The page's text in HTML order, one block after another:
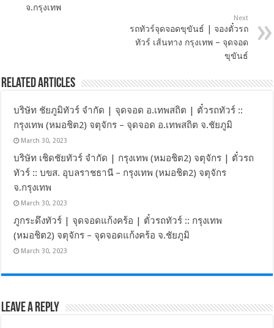
จ.กรุงเทพ
Next
รถทัวร์จุดจอดขุขันธ์ | จองตั๋วรถ
ทัวร์ เส้นทาง กรุงเทพ – จุดจอด
ขุขันธ์
Related Articles
บริษัท ชัยภูมิทัวร์ จำกัด | จุดจอด อ.เทพสถิต | ตั๋วรถทัวร์ ::
กรุงเทพ (หมอชิต2) จตุจักร – จุดจอด อ.เทพสถิต จ.ชัยภูมิ
March 30, 2023
บริษัท เชิดชัยทัวร์ จำกัด | กรุงเทพ (หมอชิต2) จตุจักร | ตั๋วรถ
ทัวร์ :: บขส. อุบลราชธานี – กรุงเทพ (หมอชิต2) จตุจักร
จ.กรุงเทพ
March 30, 2023
ภูกระดึงทัวร์ | จุดจอดแก้งคร้อ | ตั๋วรถทัวร์ :: กรุงเทพ
(หมอชิต2) จตุจักร – จุดจอดแก้งคร้อ จ.ชัยภูมิ
March 30, 2023
Leave a Reply